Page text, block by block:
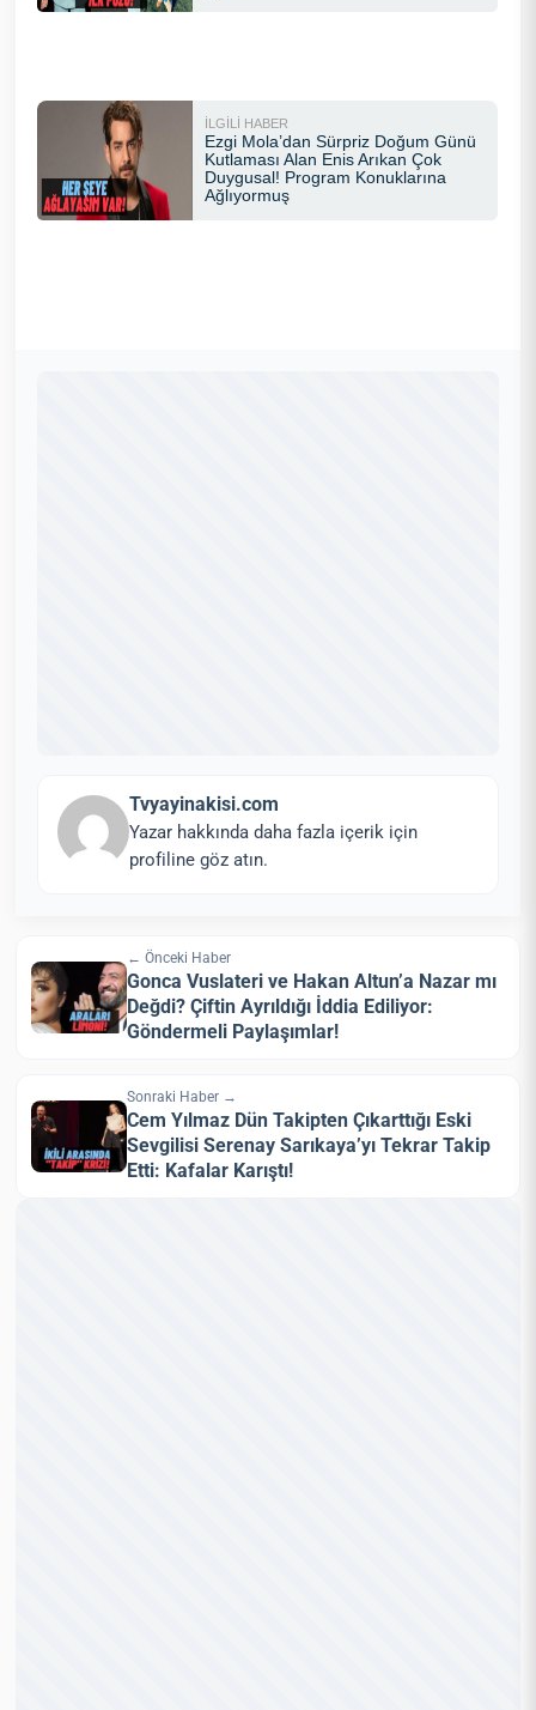
Tvyayinakisi.com
Yazar hakkında daha fazla içerik için
profiline göz atın.
← Önceki Haber
Gonca Vuslateri ve Hakan Altun’a Nazar mı
Değdi? Çiftin Ayrıldığı İddia Ediliyor:
Göndermeli Paylaşımlar!
Sonraki Haber →
Cem Yılmaz Dün Takipten Çıkarttığı Eski
Sevgilisi Serenay Sarıkaya’yı Tekrar Takip
Etti: Kafalar Karıştı!